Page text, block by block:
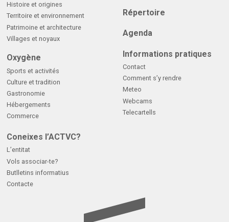
Histoire et origines
Territoire et environnement
Patrimoine et architecture
Villages et noyaux
Oxygène
Sports et activités
Culture et tradition
Gastronomie
Hébergements
Commerce
Répertoire
Agenda
Informations pratiques
Contact
Comment s’y rendre
Meteo
Webcams
Telecartells
Coneixes l’ACTVC?
L’entitat
Vols associar-te?
Butlletins informatius
Contacte